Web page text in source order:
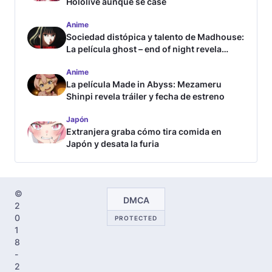
Anime
Sociedad distópica y talento de Madhouse:
La película ghost – end of night revela
Anime
La película Made in Abyss: Mezameru
Shinpi revela tráiler y fecha de estreno
Japón
Extranjera graba cómo tira comida en
Japón y desata la furia
©
2
0
1
8
-
2
DMCA
PROTECTED